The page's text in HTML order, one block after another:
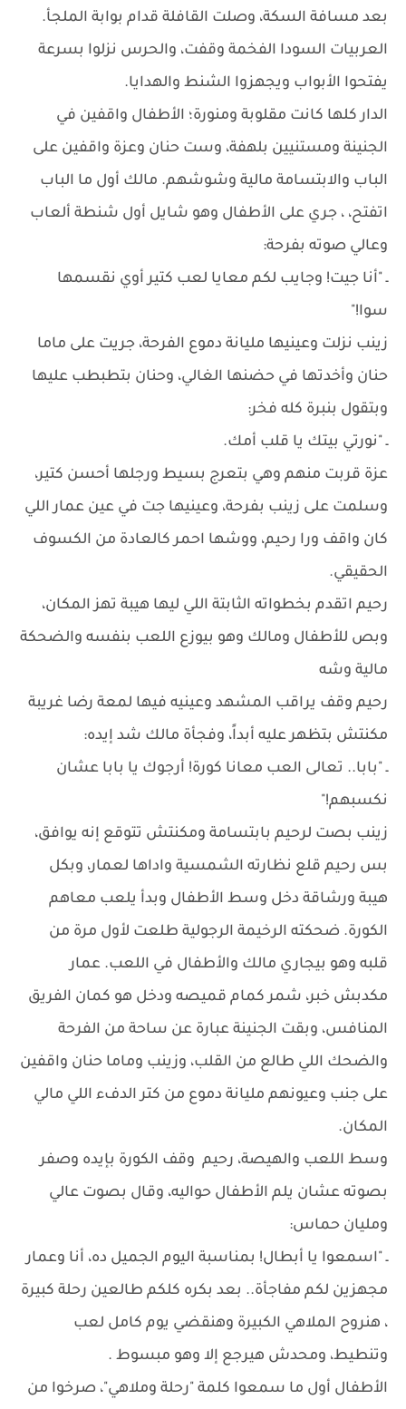
بعد مسافة السكة، وصلت القافلة قدام بوابة الملجأ.
العربيات السودا الفخمة وقفت، والحرس نزلوا بسرعة
يفتحوا الأبواب ويجهزوا الشنط والهدايا.
الدار كلها كانت مقلوبة ومنورة؛ الأطفال واقفين في
الجنينة ومستنيين بلهفة، وست حنان وعزة واقفين على
الباب والابتسامة مالية وشوشهم. مالك أول ما الباب
اتفتح، ، جري على الأطفال وهو شايل أول شنطة ألعاب
وعالي صوته بفرحة:
ـ "أنا جيت! وجايب لكم معايا لعب كتير أوي نقسمها
سوا!"
زينب نزلت وعينيها مليانة دموع الفرحة، جريت على ماما
حنان وأخدتها في حضنها الغالي، وحنان بتطبطب عليها
وبتقول بنبرة كله فخر:
ـ "نورتي بيتك يا قلب أمك.
عزة قربت منهم وهي بتعرج بسيط ورجلها أحسن كتير،
وسلمت على زينب بفرحة، وعينيها جت في عين عمار اللي
كان واقف ورا رحيم، ووشها احمر كالعادة من الكسوف
الحقيقي.
رحيم اتقدم بخطواته الثابتة اللي ليها هيبة تهز المكان،
وبص للأطفال ومالك وهو بيوزع اللعب بنفسه والضحكة
مالية وشه
رحيم وقف يراقب المشهد وعينيه فيها لمعة رضا غريبة
مكنتش بتظهر عليه أبداً، وفجأة مالك شد إيده:
ـ "بابا.. تعالى العب معانا كورة! أرجوك يا بابا عشان
نكسبهم!"
زينب بصت لرحيم بابتسامة ومكنتش تتوقع إنه يوافق،
بس رحيم قلع نظارته الشمسية واداها لعمار، وبكل
هيبة ورشاقة دخل وسط الأطفال وبدأ يلعب معاهم
الكورة. ضحكته الرخيمة الرجولية طلعت لأول مرة من
قلبه وهو بيجاري مالك والأطفال في اللعب. عمار
مكدبش خبر، شمر كمام قميصه ودخل هو كمان الفريق
المنافس، وبقت الجنينة عبارة عن ساحة من الفرحة
والضحك اللي طالع من القلب، وزينب وماما حنان واقفين
على جنب وعيونهم مليانة دموع من كتر الدفء اللي مالي
المكان.
وسط اللعب والهيصة، رحيم وقف الكورة بإيده وصفر
بصوته عشان يلم الأطفال حواليه، وقال بصوت عالي
ومليان حماس:
ـ "اسمعوا يا أبطال! بمناسبة اليوم الجميل ده، أنا وعمار
مجهزين لكم مفاجأة.. بعد بكره كلكم طالعين رحلة كبيرة
، هنروح الملاهي الكبيرة وهنقضي يوم كامل لعب
وتنطيط، ومحدش هيرجع إلا وهو مبسوط .
الأطفال أول ما سمعوا كلمة "رحلة وملاهي"، صرخوا من